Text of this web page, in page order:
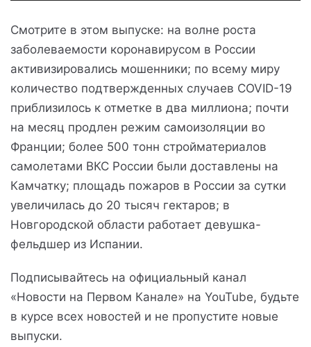
Смотрите в этом выпуске: на волне роста
заболеваемости коронавирусом в России
активизировались мошенники; по всему миру
количество подтвержденных случаев COVID-19
приблизилось к отметке в два миллиона; почти
на месяц продлен режим самоизоляции во
Франции; более 500 тонн стройматериалов
самолетами ВКС России были доставлены на
Камчатку; площадь пожаров в России за сутки
увеличилась до 20 тысяч гектаров; в
Новгородской области работает девушка-
фельдшер из Испании.
Подписывайтесь на официальный канал
«Новости на Первом Канале» на YouTube, будьте
в курсе всех новостей и не пропустите новые
выпуски.